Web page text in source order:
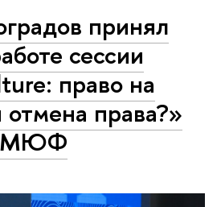
принял
сессии
право на
права?»